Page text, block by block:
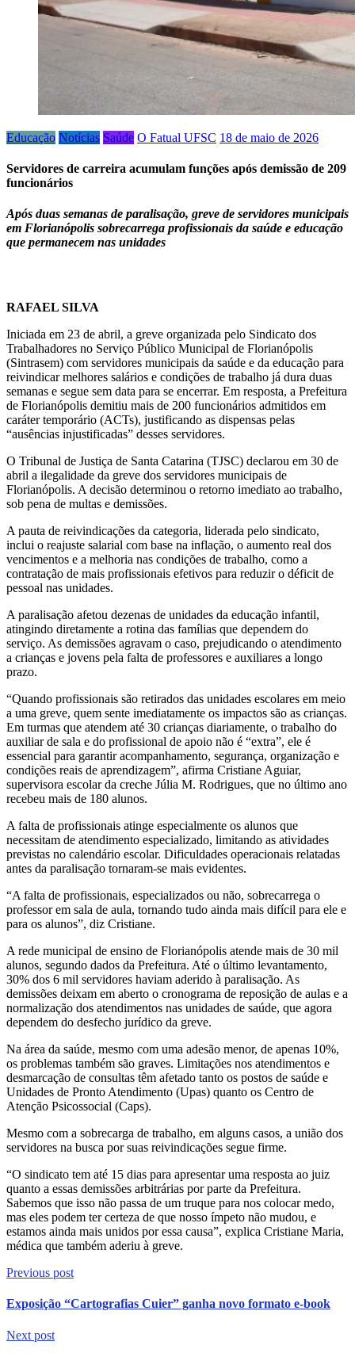
Educação Notícias Saúde O Fatual UFSC 18 de maio de 2026
Servidores de carreira acumulam funções após demissão de 209
funcionários
Após duas semanas de paralisação, greve de servidores municipais
em Florianópolis sobrecarrega profissionais da saúde e educação
que permanecem nas unidades
RAFAEL SILVA
Iniciada em 23 de abril, a greve organizada pelo Sindicato dos
Trabalhadores no Serviço Público Municipal de Florianópolis
(Sintrasem) com servidores municipais da saúde e da educação para
reivindicar melhores salários e condições de trabalho já dura duas
semanas e segue sem data para se encerrar. Em resposta, a Prefeitura
de Florianópolis demitiu mais de 200 funcionários admitidos em
caráter temporário (ACTs), justificando as dispensas pelas
“ausências injustificadas” desses servidores.
O Tribunal de Justiça de Santa Catarina (TJSC) declarou em 30 de
abril a ilegalidade da greve dos servidores municipais de
Florianópolis. A decisão determinou o retorno imediato ao trabalho,
sob pena de multas e demissões.
A pauta de reivindicações da categoria, liderada pelo sindicato,
inclui o reajuste salarial com base na inflação, o aumento real dos
vencimentos e a melhoria nas condições de trabalho, como a
contratação de mais profissionais efetivos para reduzir o déficit de
pessoal nas unidades.
A paralisação afetou dezenas de unidades da educação infantil,
atingindo diretamente a rotina das famílias que dependem do
serviço. As demissões agravam o caso, prejudicando o atendimento
a crianças e jovens pela falta de professores e auxiliares a longo
prazo.
“Quando profissionais são retirados das unidades escolares em meio
a uma greve, quem sente imediatamente os impactos são as crianças.
Em turmas que atendem até 30 crianças diariamente, o trabalho do
auxiliar de sala e do profissional de apoio não é “extra”, ele é
essencial para garantir acompanhamento, segurança, organização e
condições reais de aprendizagem”, afirma Cristiane Aguiar,
supervisora escolar da creche Júlia M. Rodrigues, que no último ano
recebeu mais de 180 alunos.
A falta de profissionais atinge especialmente os alunos que
necessitam de atendimento especializado, limitando as atividades
previstas no calendário escolar. Dificuldades operacionais relatadas
antes da paralisação tornaram-se mais evidentes.
“A falta de profissionais, especializados ou não, sobrecarrega o
professor em sala de aula, tornando tudo ainda mais difícil para ele e
para os alunos”, diz Cristiane.
A rede municipal de ensino de Florianópolis atende mais de 30 mil
alunos, segundo dados da Prefeitura. Até o último levantamento,
30% dos 6 mil servidores haviam aderido à paralisação. As
demissões deixam em aberto o cronograma de reposição de aulas e a
normalização dos atendimentos nas unidades de saúde, que agora
dependem do desfecho jurídico da greve.
Na área da saúde, mesmo com uma adesão menor, de apenas 10%,
os problemas também são graves. Limitações nos atendimentos e
desmarcação de consultas têm afetado tanto os postos de saúde e
Unidades de Pronto Atendimento (Upas) quanto os Centro de
Atenção Psicossocial (Caps).
Mesmo com a sobrecarga de trabalho, em alguns casos, a união dos
servidores na busca por suas reivindicações segue firme.
“O sindicato tem até 15 dias para apresentar uma resposta ao juiz
quanto a essas demissões arbitrárias por parte da Prefeitura.
Sabemos que isso não passa de um truque para nos colocar medo,
mas eles podem ter certeza de que nosso ímpeto não mudou, e
estamos ainda mais unidos por essa causa”, explica Cristiane Maria,
médica que também aderiu à greve.
Previous post
Exposição “Cartografias Cuier” ganha novo formato e-book
Next post